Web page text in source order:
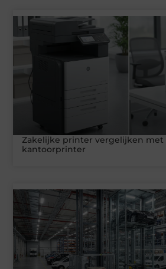
Zakelijke printer vergelijken met
kantoorprinter